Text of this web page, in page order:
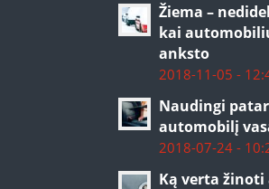
Žiema –
kai
anksto
2018-11-05 -
Naudingi
automobilį
2018-07-24 -
Ką verta